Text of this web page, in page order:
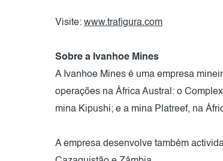
Visite: www.trafigura.com
Sobre a Ivanhoe Mines
A Ivanhoe Mines é uma empresa
operações na África Austral: o
mina Kipushi; e a mina Platreef, na
A empresa desenvolve também